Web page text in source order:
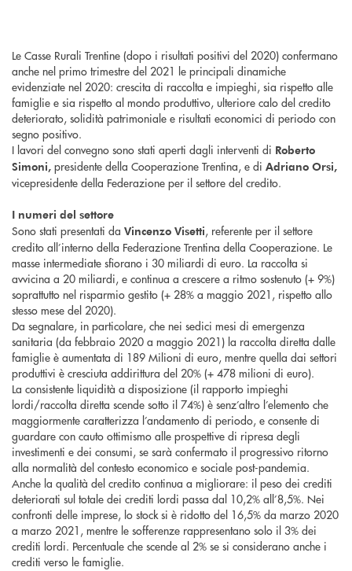
Le Casse Rurali Trentine (dopo i risultati positivi del 2020) confermano
anche nel primo trimestre del 2021 le principali dinamiche
evidenziate nel 2020: crescita di raccolta e impieghi, sia rispetto alle
famiglie e sia rispetto al mondo produttivo, ulteriore calo del credito
deteriorato, solidità patrimoniale e risultati economici di periodo con
segno positivo.
I lavori del convegno sono stati aperti dagli interventi di Roberto
Simoni, presidente della Cooperazione Trentina, e di Adriano Orsi,
vicepresidente della Federazione per il settore del credito.
I numeri del settore
Sono stati presentati da Vincenzo Visetti, referente per il settore
credito all’interno della Federazione Trentina della Cooperazione. Le
masse intermediate sfiorano i 30 miliardi di euro. La raccolta si
avvicina a 20 miliardi, e continua a crescere a ritmo sostenuto (+ 9%)
soprattutto nel risparmio gestito (+ 28% a maggio 2021, rispetto allo
stesso mese del 2020).
Da segnalare, in particolare, che nei sedici mesi di emergenza
sanitaria (da febbraio 2020 a maggio 2021) la raccolta diretta dalle
famiglie è aumentata di 189 Milioni di euro, mentre quella dai settori
produttivi è cresciuta addirittura del 20% (+ 478 milioni di euro).
La consistente liquidità a disposizione (il rapporto impieghi
lordi/raccolta diretta scende sotto il 74%) è senz’altro l’elemento che
maggiormente caratterizza l’andamento di periodo, e consente di
guardare con cauto ottimismo alle prospettive di ripresa degli
investimenti e dei consumi, se sarà confermato il progressivo ritorno
alla normalità del contesto economico e sociale post-pandemia.
Anche la qualità del credito continua a migliorare: il peso dei crediti
deteriorati sul totale dei crediti lordi passa dal 10,2% all’8,5%. Nei
confronti delle imprese, lo stock si è ridotto del 16,5% da marzo 2020
a marzo 2021, mentre le sofferenze rappresentano solo il 3% dei
crediti lordi. Percentuale che scende al 2% se si considerano anche i
crediti verso le famiglie.